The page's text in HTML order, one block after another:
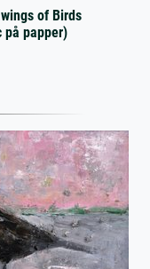
of Birds
på papper)